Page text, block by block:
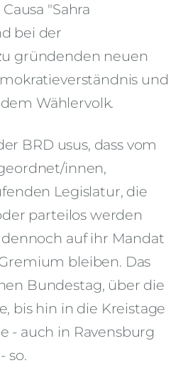
"Sahra
bei der
gründenden neuen
und
Wählervolk.
BRD usus, dass vom
innen,
Legislatur, die
parteilos werden
auf ihr Mandat
bleiben. Das
Bundestag, über die
bis hin in die Kreistage
- auch in Ravensburg
so.